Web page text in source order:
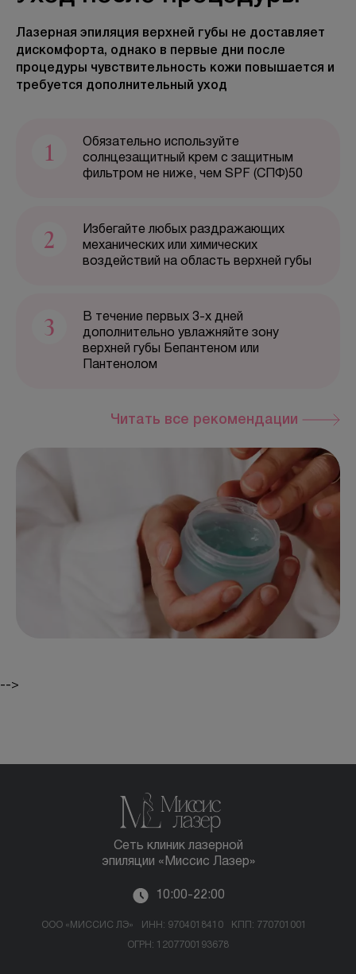
БЕСПЛАТНАЯ КОНСУЛЬТАЦИЯ
Лазерная эпиляция верхней губы не доставляет
дискомфорта, однако в первые дни после
процедуры чувствительность кожи повышается и
требуется дополнительный уход
1
Обязательно используйте
солнцезащитный крем с защитным
фильтром не ниже, чем SPF (СПФ)50
2
Избегайте любых раздражающих
механических или химических
воздействий на область верхней губы
3
В течение первых 3-х дней
дополнительно увлажняйте зону
верхней губы Бепантеном или
Пантенолом
Читать все рекомендации
-->
Сеть клиник лазерной
эпиляции «Миссис Лазер»
10:00-22:00
ООО «МИССИС ЛЭ» ИНН: 9704018410 КПП: 770701001
ОГРН: 1207700193678